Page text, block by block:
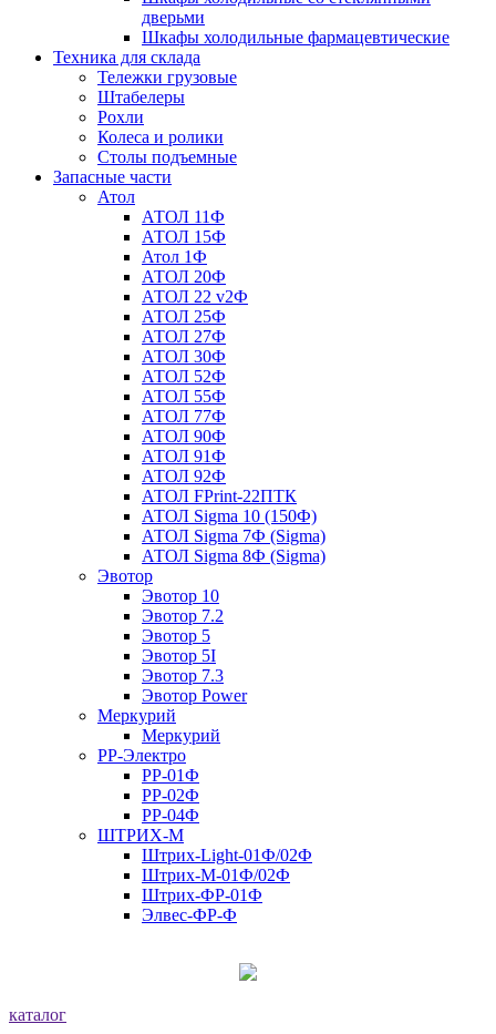
дверьми
Шкафы холодильные фармацевтические
Техника для склада
Тележки грузовые
Штабелеры
Рохли
Колеса и ролики
Столы подъемные
Запасные части
Атол
АТОЛ 11Ф
АТОЛ 15Ф
Атол 1Ф
АТОЛ 20Ф
АТОЛ 22 v2Ф
АТОЛ 25Ф
АТОЛ 27Ф
АТОЛ 30Ф
АТОЛ 52Ф
АТОЛ 55Ф
АТОЛ 77Ф
АТОЛ 90Ф
АТОЛ 91Ф
АТОЛ 92Ф
АТОЛ FPrint-22ПТК
АТОЛ Sigma 10 (150Ф)
АТОЛ Sigma 7Ф (Sigma)
АТОЛ Sigma 8Ф (Sigma)
Эвотор
Эвотор 10
Эвотор 7.2
Эвотор 5
Эвотор 5I
Эвотор 7.3
Эвотор Power
Меркурий
Меркурий
РР-Электро
РР-01Ф
РР-02Ф
РР-04Ф
ШТРИХ-М
Штрих-Light-01Ф/02Ф
Штрих-М-01Ф/02Ф
Штрих-ФР-01Ф
Элвес-ФР-Ф
каталог